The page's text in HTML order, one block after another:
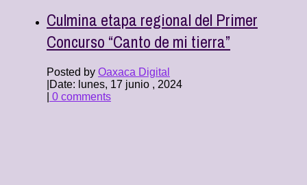
Culmina etapa regional del Primer
Concurso “Canto de mi tierra”
Posted by Oaxaca Digital
Date: lunes, 17 junio , 2024
0 comments